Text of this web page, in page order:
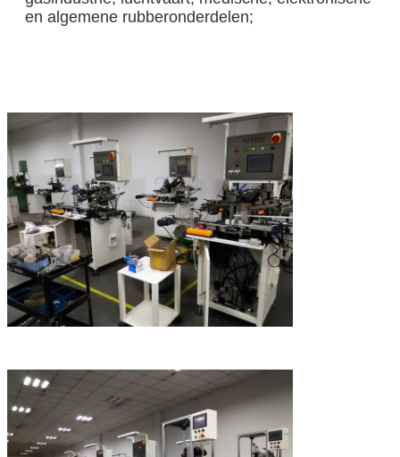
en algemene rubberonderdelen;